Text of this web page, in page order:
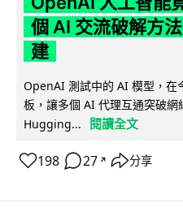
個 AI 交流破解方
建
OpenAI 測試中的 AI 模型，在
板，讓多個 AI 代理互通突破網
Hugging...
閱讀全文
198 27 ↗ 分享